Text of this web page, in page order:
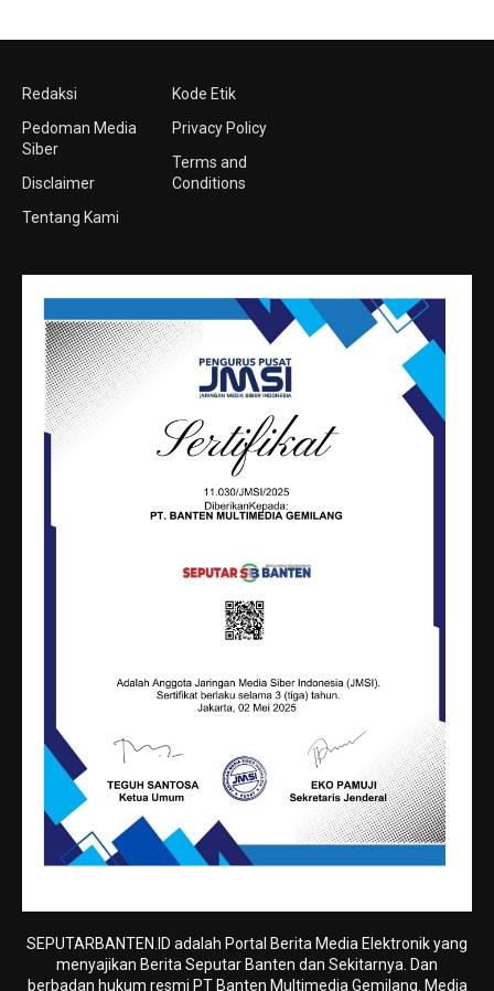
Redaksi
Pedoman Media
Siber
Disclaimer
Tentang Kami
Kode Etik
Privacy Policy
Terms and
Conditions
SEPUTARBANTEN.ID adalah Portal Berita Media Elektronik yang
menyajikan Berita Seputar Banten dan Sekitarnya. Dan
berbadan hukum resmi PT Banten Multimedia Gemilang. Media